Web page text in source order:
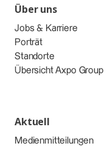
Über uns
Jobs & Karriere
Porträt
Standorte
Übersicht Axpo Group
Aktuell
Medienmitteilungen